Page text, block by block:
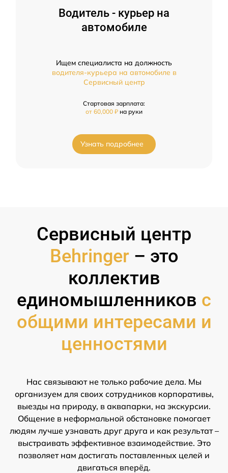
Водитель - курьер на
автомобиле
Ищем специалиста на должность
водителя-курьера на автомобиле в
Сервисный центр
Стартовая зарплата:
от 60,000 ₽ на руки
Узнать подробнее
Сервисный центр
Behringer – это
коллектив
единомышленников с
общими интересами и
ценностями
Нас связывают не только рабочие дела. Мы
организуем для своих сотрудников корпоративы,
выезды на природу, в аквапарки, на экскурсии.
Общение в неформальной обстановке помогает
людям лучше узнавать друг друга и как результат –
выстраивать эффективное взаимодействие. Это
позволяет нам достигать поставленных целей и
двигаться вперёд.